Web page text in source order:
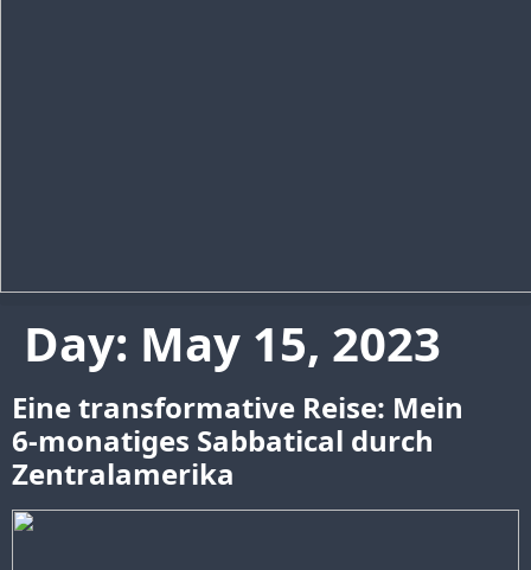
Day: May 15, 2023
Eine transformative Reise: Mein
6‑monatiges Sabbatical durch
Zentralamerika